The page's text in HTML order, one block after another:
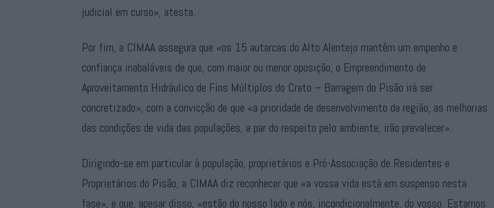
judicial em curso», atesta.
Por fim, a CIMAA assegura que «os 15 autarcas do Alto Alentejo mantêm um empenho e
confiança inabaláveis de que, com maior ou menor oposição, o Empreendimento de
Aproveitamento Hidráulico de Fins Múltiplos do Crato – Barragem do Pisão irá ser
concretizado», com a convicção de que «a prioridade de desenvolvimento da região, as melhorias
das condições de vida das populações, a par do respeito pelo ambiente, irão prevalecer».
Dirigindo-se em particular à população, proprietários e Pró-Associação de Residentes e
Proprietários do Pisão, a CIMAA diz reconhecer que «a vossa vida está em suspenso nesta
fase», e que, apesar disso, «estão do nosso lado e nós, incondicionalmente, do vosso. Estamos